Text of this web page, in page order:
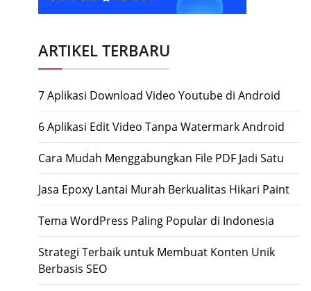
ARTIKEL TERBARU
7 Aplikasi Download Video Youtube di Android
6 Aplikasi Edit Video Tanpa Watermark Android
Cara Mudah Menggabungkan File PDF Jadi Satu
Jasa Epoxy Lantai Murah Berkualitas Hikari Paint
Tema WordPress Paling Popular di Indonesia
Strategi Terbaik untuk Membuat Konten Unik
Berbasis SEO